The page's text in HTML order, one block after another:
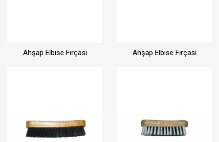
Ahşap Elbise Fırçası Ahşap Elbise Fırçası